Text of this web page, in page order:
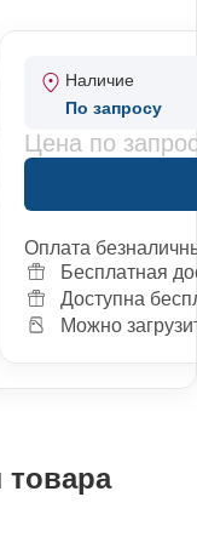
Наличие
По запросу
Цена по
Оплата
Бесплатная
Доступна
Можно